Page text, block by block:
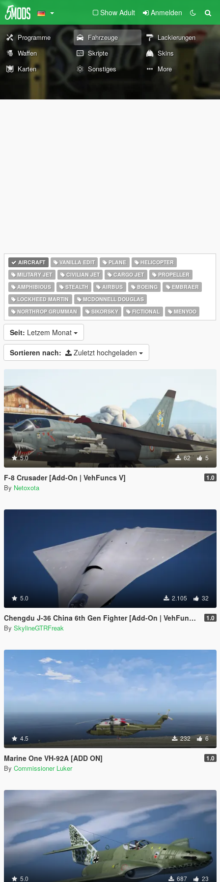
Show Adult Anmelden
Programme Fahrzeuge
Lackierungen
Waffen
Skripte
Skins
Karten
Sonstiges More
AIRCRAFT VANILLA EDIT PLANE
HELICOPTER
MILITARY JET
CIVILIAN JET CARGO JET
PROPELLER
AMPHIBIOUS
STEALTH AIRBUS BOEING
EMBRAER
LOCKHEED MARTIN
MCDONNELL DOUGLAS
NORTHROP GRUMMAN
SIKORSKY FICTIONAL MENYOO
Seit: Letzem Monat
Sortieren nach: Zuletzt hochgeladen
5.0 62 5
F-8 Crusader [Add-On | VehFuncs V] 1.0
By Netoxota
5.0 2.105 32
Chengdu J-36 China 6th Gen Fighter [Add-On | VehFuncs V] 1.0
By SkylineGTRFreak
4.5 232 6
Marine One VH-92A [ADD ON] 1.0
By Commissioner Luker
5.0 687 23